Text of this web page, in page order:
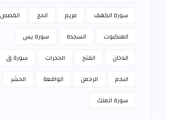
سورة الكهف
مريم الحج
القصص
العنكبوت
السجدة
سورة يس
الدخان
الفتح الحجرات
سورة ق
النجم
الرحمن الواقعة
الحشر
سورة الملك